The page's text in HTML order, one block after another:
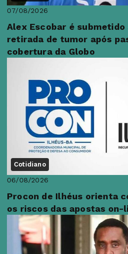
07/08/2026
Alex Escobar é
retirada de tumor após
cobertura da Globo
Cotidiano
06/08/2026
Procon de Ilhéus orienta
os riscos das apostas on-